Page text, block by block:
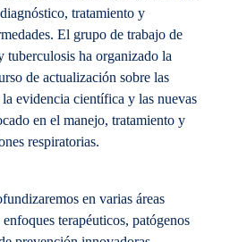
tratamiento y
El grupo de trabajo de
tuberculosis ha organizado la
de actualización sobre las
evidencia científica y las nuevas
en el manejo, tratamiento y
respiratorias.
en varias áreas
terapéuticos, patógenos